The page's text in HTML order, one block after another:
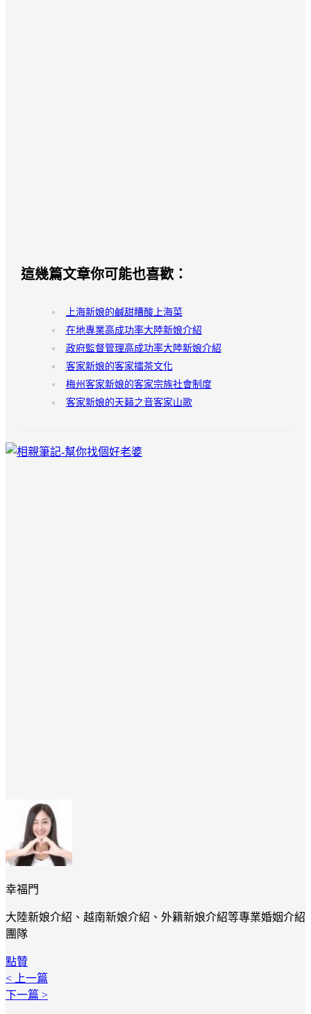
這幾篇文章你可能也喜歡：
上海新娘的鹹甜糟酸上海菜
在地專業高成功率大陸新娘介紹
政府監督管理高成功率大陸新娘介紹
客家新娘的客家擂茶文化
梅州客家新娘的客家宗族社會制度
客家新娘的天籟之音客家山歌
幸福門
大陸新娘介紹、越南新娘介紹、外籍新娘介紹等專業婚姻介紹
團隊
點贊
< 上一篇
下一篇 >